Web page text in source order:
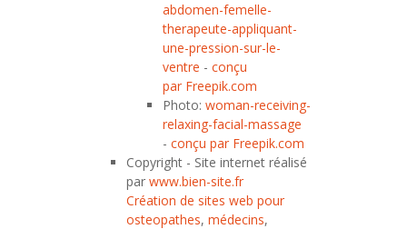
abdomen-femelle-
therapeute-appliquant-
une-pression-sur-le-
ventre - conçu
par Freepik.com
Photo: woman-receiving-
relaxing-facial-massage
- conçu par Freepik.com
Copyright - Site internet réalisé
par www.bien-site.fr
Création de sites web pour
osteopathes, médecins,